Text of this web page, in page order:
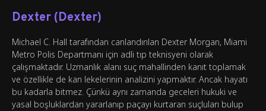
Dexter (Dexter)
Michael C. Hall tarafından canlandırılan Dexter Morgan, Miami
Metro Polis Departmanı için adli tıp teknisyeni olarak
çalışmaktadır. Uzmanlık alanı suç mahallinden kanıt toplamak
ve özellikle de kan lekelerinin analizini yapmaktır. Ancak hayatı
bu kadarla bitmez. Çünkü aynı zamanda geceleri hukuki ve
yasal boşluklardan yararlanıp paçayı kurtaran suçluları bulup